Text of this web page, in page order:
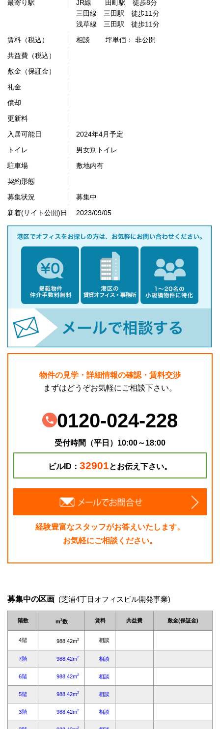
最寄り駅
JR線 田町駅 徒歩8分
三田線 三田駅 徒歩11分
浅草線 三田駅 徒歩11分
賃料（税込）
相談
坪単価： 非公開
共益費（税込）
敷金（保証金）
礼金
償却
更新料
入居可能日
2024年4月予定
トイレ
男女別トイレ
駐車場
敷地内有
契約形態
募集状況
募集中
新着(サイト公開)日
2023/09/05
物件の見学・詳細情報の確認・賃料交渉
まずはどうぞお気軽にご相談下さい。
0120-024-228
受付時間（平日）10:00～18:00
ビルID： 32901とお伝え下さい。
経験豊富なスタッフがお答えいたします。
お気軽にご相談ください。
募集中の区画 (芝浦4丁目オフィスビル開発事業)